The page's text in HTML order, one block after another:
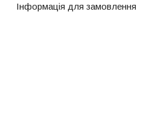
Інформація для замовлення